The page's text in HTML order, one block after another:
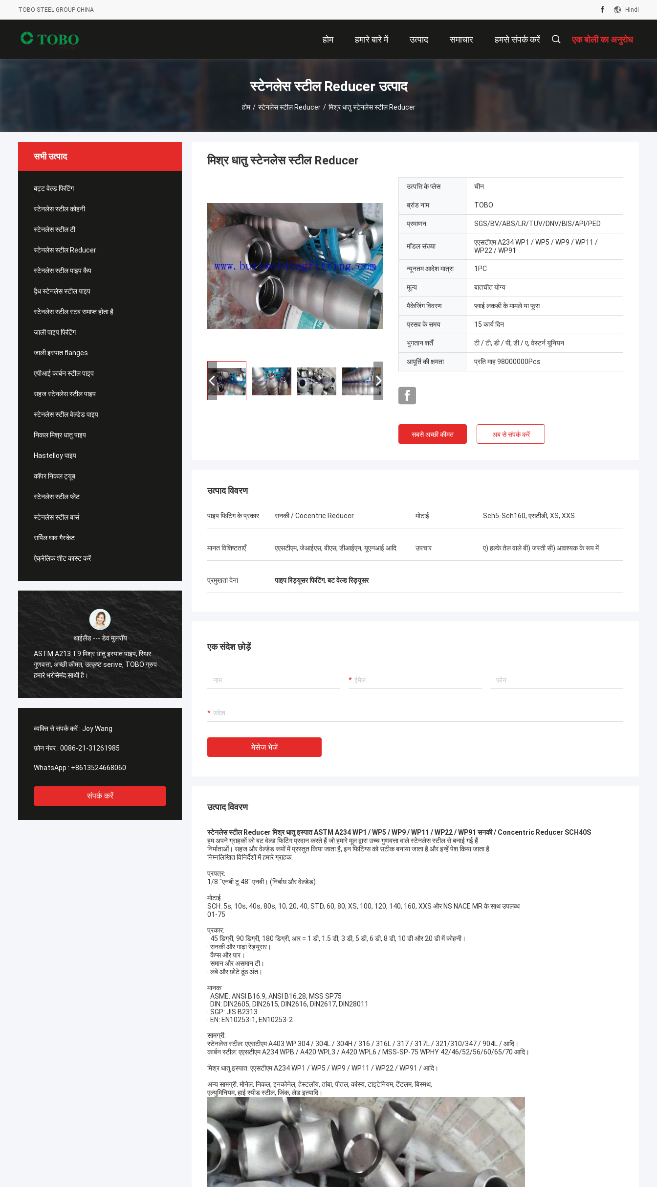
TOBO STEEL GROUP CHINA Hindi
होम हमारे बारे में उत्पाद समाचार हमसे संपर्क करें एक बोली का अनुरोध
स्टेनलेस स्टील Reducer उत्पाद
होम / स्टेनलेस स्टील Reducer / मिश्र धातु स्टेनलेस स्टील Reducer
सभी उत्पाद
बट्ट वेल्ड फिटिंग
स्टेनलेस स्टील कोहनी
स्टेनलेस स्टील टी
स्टेनलेस स्टील Reducer
स्टेनलेस स्टील पाइप कैप
द्वैध स्टेनलेस स्टील पाइप
स्टेनलेस स्टील स्टब समाप्त होता है
जाली पाइप फिटिंग
जाली इस्पात flanges
एपीआई कार्बन स्टील पाइप
सहज स्टेनलेस स्टील पाइप
स्टेनलेस स्टील वेल्डेड पाइप
निकल मिश्र धातु पाइप
Hastelloy पाइप
कॉपर निकल ट्यूब
स्टेनलेस स्टील प्लेट
स्टेनलेस स्टील बार्स
सर्पिल घाव गैस्केट
ऐक्रेलिक शीट कास्ट करें
थाईलैंड --- डेव मुलरॉय
ASTM A213 T9 मिश्र धातु इस्पात पाइप, स्थिर
गुणवत्ता, अच्छी कीमत, उत्कृष्ट serive, TOBO ग्रुप
हमारे भरोसेमंद साथी है।
एएसटीएम A182 F55 सुपर डुप्लेक्स निकला हुआ किनारा,
व्यक्ति से संपर्क करें : Joy Wang
फ़ोन नंबर : 0086-21-31261985
WhatsApp : +8613524668060
संपर्क करें
मिश्र धातु स्टेनलेस स्टील Reducer
उत्पत्ति के प्लेस चीन
ब्रांड नाम TOBO
प्रमाणन SGS/BV/ABS/LR/TUV/DNV/BIS/API/PED
मॉडल संख्या
एएसटीएम A234 WP1 / WP5 / WP9 / WP11 /
WP22 / WP91
न्यूनतम आदेश मात्रा 1PC
मूल्य बातचीत योग्य
पैकेजिंग विवरण प्लाई लकड़ी के मामले या फूस
प्रसव के समय 15 कार्य दिन
भुगतान शर्तें टी / टी, डी / पी, डी / ए, वेस्टर्न यूनियन
आपूर्ति की क्षमता प्रति माह 98000000Pcs
सबसे अच्छी कीमत अब से संपर्क करें
उत्पाद विवरण
पाइप फिटिंग के प्रकार सनकी / Cocentric Reducer मोटाई Sch5-Sch160, एसटीडी, XS, XXS
मानत विशिष्टताएँ एएसटीएम, जेआईएस, बीएस, डीआईएन, यूएनआई आदि उपचार ए) हल्के तेल वाले बी) जस्ती सी) आवश्यक के रूप में
प्रमुखता देना पाइप रिड्यूसर फिटिंग,बट वेल्ड रिड्यूसर
एक संदेश छोड़ें
मेसेज भेजें
उत्पाद विवरण
स्टेनलेस स्टील Reducer मिश्र धातु इस्पात ASTM A234 WP1 / WP5 / WP9 / WP11 / WP22 / WP91 सनकी / Concentric Reducer SCH40S
हम अपने ग्राहकों को बट वेल्ड फिटिंग प्रदान करते हैं जो हमारे मूल द्वारा उच्च गुणवत्ता वाले स्टेनलेस स्टील से बनाई गई हैं
निर्माताओं। सहज और वेल्डेड रूपों में प्रस्तुत किया जाता है, इन फिटिंग्स को सटीक बनाया जाता है और इन्हें पेश किया जाता है
निम्नलिखित विनिर्देशों में हमारे ग्राहक:
प्रपत्र:
1/8 "एनबी टू 48" एनबी। (निर्बाध और वेल्डेड)
मोटाई
SCH: 5s, 10s, 40s, 80s, 10, 20, 40, STD, 60, 80, XS, 100, 120, 140, 160, XXS और NS NACE MR के साथ उपलब्ध
01-75
प्रकार:
· 45 डिग्री, 90 डिग्री, 180 डिग्री, आर = 1 डी, 1.5 डी, 3 डी, 5 डी, 6 डी, 8 डी, 10 डी और 20 डी में कोहनी।
· सनकी और गाढ़ा रेड्यूसर।
· कैप्स और पार।
· समान और असमान टी।
· लंबे और छोटे ठूंठ अंत।
मानक:
· ASME: ANSI B16.9, ANSI B16.28, MSS SP75
· DIN: DIN2605, DIN2615, DIN2616, DIN2617, DIN28011
· SGP: JIS B2313
· EN: EN10253-1, EN10253-2
सामग्री:
स्टेनलेस स्टील: एएसटीएम A403 WP 304 / 304L / 304H / 316 / 316L / 317 / 317L / 321/310/347 / 904L / आदि।
कार्बन स्टील: एएसटीएम A234 WPB / A420 WPL3 / A420 WPL6 / MSS-SP-75 WPHY 42/46/52/56/60/65/70 आदि।
मिश्र धातु इस्पात: एएसटीएम A234 WP1 / WP5 / WP9 / WP11 / WP22 / WP91 / आदि।
अन्य सामग्री: मोनेल, निकल, इनकोनेल, हेस्टलॉय, तांबा, पीतल, कांस्य, टाइटेनियम, टैंटलम, बिस्मथ,
एल्युमिनियम, हाई स्पीड स्टील, जिंक, लेड इत्यादि।